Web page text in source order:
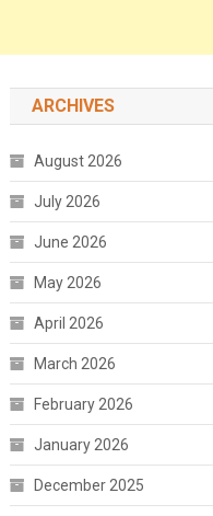
ARCHIVES
August 2026
July 2026
June 2026
May 2026
April 2026
March 2026
February 2026
January 2026
December 2025